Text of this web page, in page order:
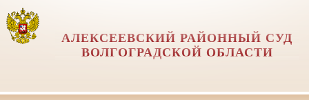
АЛЕКСЕЕВСКИЙ РАЙОННЫЙ СУД
ВОЛГОГРАДСКОЙ ОБЛАСТИ